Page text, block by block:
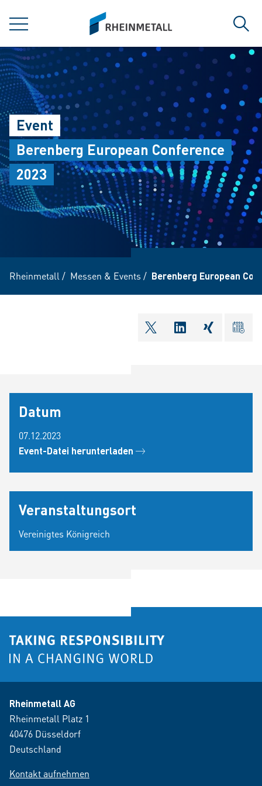
MENÜ
siteLogo
Event
Berenberg European Conference
2023
Rheinmetall / Messen & Events / Berenberg European
shareOntwitter ical
Datum
07.12.2023
Event-Datei herunterladen
Veranstaltungsort
Vereinigtes Königreich
Rheinmetall AG
Rheinmetall Platz 1
40476 Düsseldorf
Deutschland
Kontakt aufnehmen